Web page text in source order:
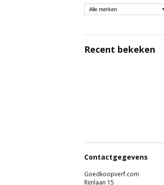
Recent bekeken
Contactgegevens
Goedkoopverf.com
Rijnlaan 15